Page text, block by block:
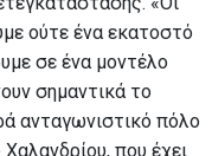
ούτε ένα εκατοστό
σε ένα μοντέλο
σημαντικά το
ανταγωνιστικό πόλο
που έχει